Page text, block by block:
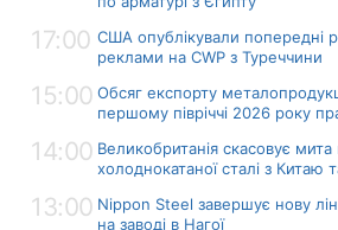
17:00 США опублікували попередні
реклами на CWP з Туреччини
15:00 Обсяг експорту
першому півріччі 2026 року
14:00 Великобританія скасовує мита
холоднокатаної сталі з Китаю
13:00 Nippon Steel завершує нову
на заводі в Нагої